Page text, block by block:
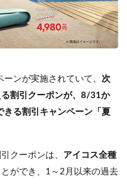
ンが実施されていて、 次
割引クーポンが、8/31か
きる割引キャンペーン「夏
クーポンは、 アイコス全種
ができ、1～2月以来の過去